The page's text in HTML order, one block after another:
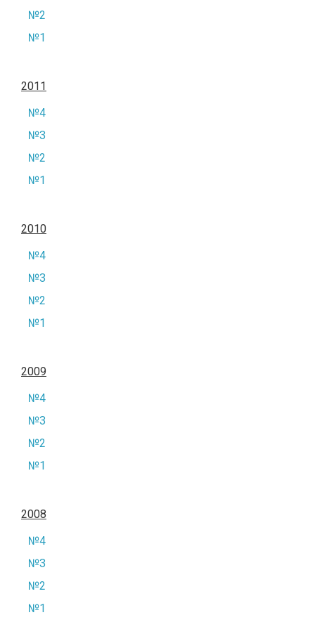
№2
№1
2011
№4
№3
№2
№1
2010
№4
№3
№2
№1
2009
№4
№3
№2
№1
2008
№4
№3
№2
№1